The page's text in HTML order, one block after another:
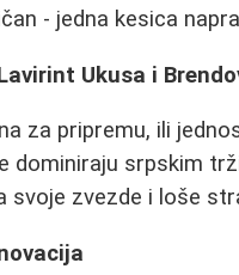
- jedna kesica
Ukusa i
za pripremu, ili
dominiraju srpskim
svoje zvezde i loše